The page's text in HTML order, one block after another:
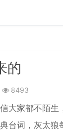
的
8493
大家都不陌生
台词，灰太狼